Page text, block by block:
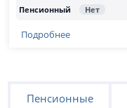
Подробнее
Пенсионные